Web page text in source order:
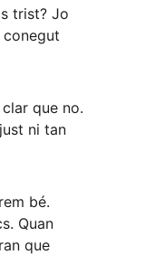
trist? Jo
que no.
ni tan
bé.
Quan
que